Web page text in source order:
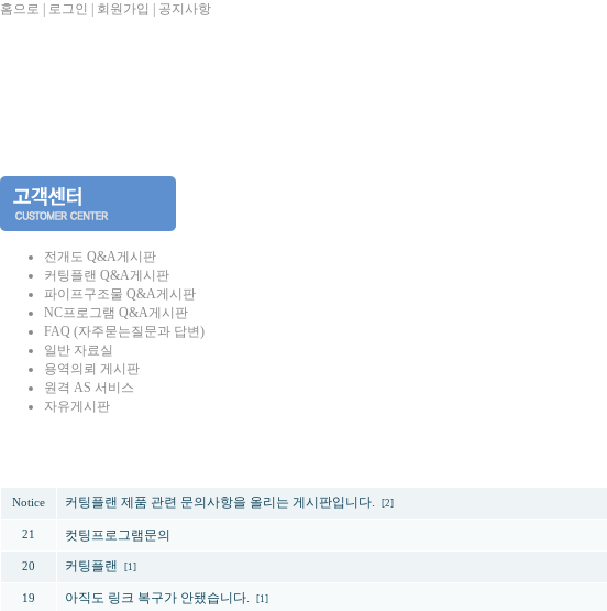
홈으로 로그인 회원가입 공지사항
전개도 Q&A게시판
커팅플랜 Q&A게시판
파이프구조물 Q&A게시판
NC프로그램 Q&A게시판
FAQ (자주묻는질문과 답변)
일반 자료실
용역의뢰 게시판
원격 AS 서비스
자유게시판
Notice 커팅플랜 제품 관련 문의사항을 올리는 게시판입니다. [2]
21 컷팅프로그램문의
20 커팅플랜 [1]
19 아직도 링크 복구가 안됐습니다. [1]